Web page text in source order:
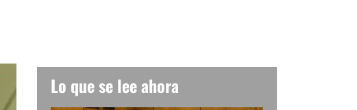
Lo que se lee ahora